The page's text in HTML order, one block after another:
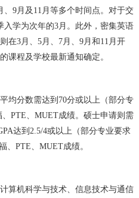
、9月及11月等多个时间点。对于交
学为次年的3月。此外，密集英语
在3月、5月、7月、9月和11月开
课程及学校最新通知确定。
均分数需达到70分或以上（部分专
PTE、MUET成绩。硕士申请则需
达到2.5/4或以上（部分专业要求
、PTE、MUET成绩。
算机科学与技术、信息技术与通信